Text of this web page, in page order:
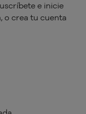
e inicie
o crea tu cuenta